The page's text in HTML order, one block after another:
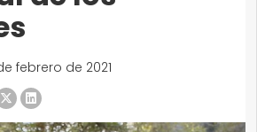
febrero de 2021